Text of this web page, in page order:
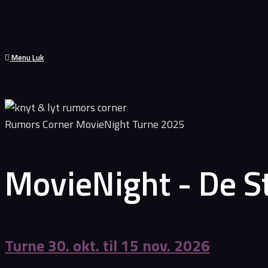
MenuLuk
Rumors Corner MovieNight Turne 2025
MovieNight - De
Turne 30. okt. til 15 nov. 2026